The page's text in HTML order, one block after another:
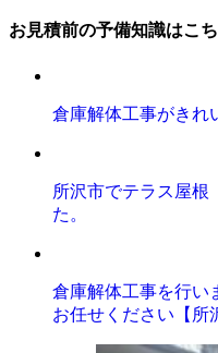
お見積前の予備知識はこ
倉庫解体工事がきれ
所沢市でテラス屋根
た。
倉庫解体工事を行い
お任せください【所